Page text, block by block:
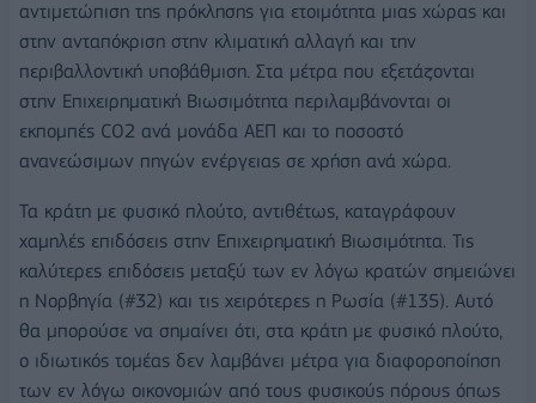
αντιμετώπιση της πρόκλησης για ετοιμότητα μιας χώρας και
στην ανταπόκριση στην κλιματική αλλαγή και την
περιβαλλοντική υποβάθμιση. Στα μέτρα που εξετάζονται
στην Επιχειρηματική Βιωσιμότητα περιλαμβάνονται οι
εκπομπές CO2 ανά μονάδα ΑΕΠ και το ποσοστό
ανανεώσιμων πηγών ενέργειας σε χρήση ανά χώρα.
Τα κράτη με φυσικό πλούτο, αντιθέτως, καταγράφουν
χαμηλές επιδόσεις στην Επιχειρηματική Βιωσιμότητα. Τις
καλύτερες επιδόσεις μεταξύ των εν λόγω κρατών σημειώνει
η Νορβηγία (#32) και τις χειρότερες η Ρωσία (#135). Αυτό
θα μπορούσε να σημαίνει ότι, στα κράτη με φυσικό πλούτο,
ο ιδιωτικός τομέας δεν λαμβάνει μέτρα για διαφοροποίηση
των εν λόγω οικονομιών από τους φυσικούς πόρους όπως